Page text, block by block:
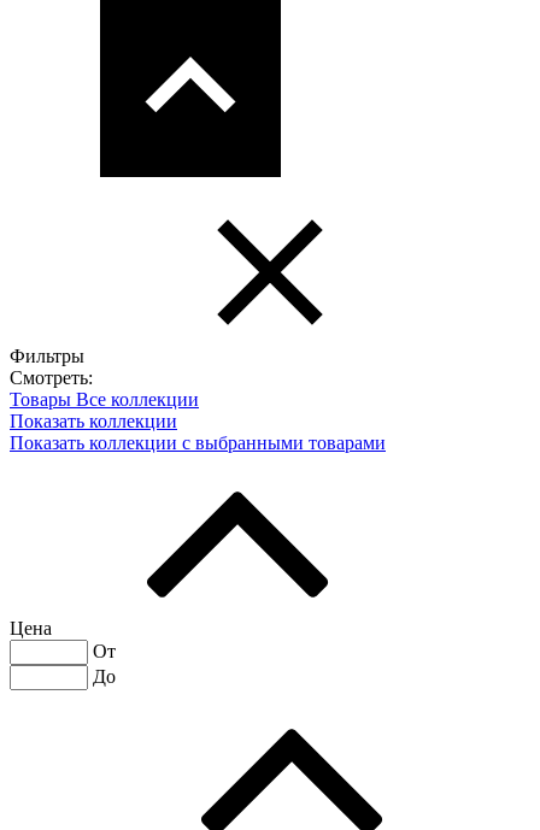
Фильтры
Смотреть:
Товары Все коллекции
Показать коллекции
Показать коллекции с выбранными товарами
Цена
От
До